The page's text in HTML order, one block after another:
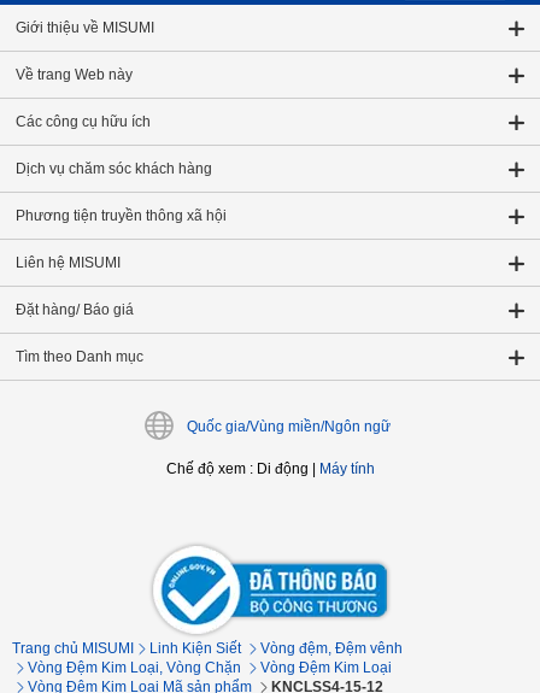
Giới thiệu về MISUMI
Về trang Web này
Các công cụ hữu ích
Dịch vụ chăm sóc khách hàng
Phương tiện truyền thông xã hội
Liên hệ MISUMI
Đặt hàng/ Báo giá
Tìm theo Danh mục
Quốc gia/Vùng miền/Ngôn ngữ
Chế độ xem: Di động Máy tính
Trang chủ MISUMI Linh Kiện Siết
Vòng đệm, Đệm vênh
Vòng Đệm Kim Loại, Vòng Chặn
Vòng Đệm Kim Loại
Vòng Đệm Kim Loại Mã sản phẩm
KNCLSS4-15-12